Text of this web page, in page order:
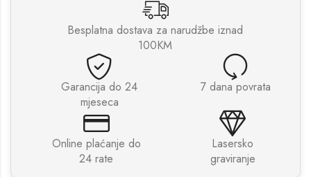
Besplatna dostava za narudžbe iznad
100KM
Garancija do 24
mjeseca
7 dana povrata
Online plaćanje do
24 rate
Lasersko
graviranje